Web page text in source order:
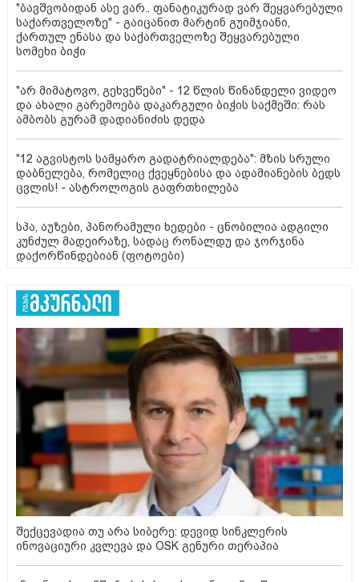
"ბავშვობიდან ასე ვარ.. ფანატიკურად ვარ შეყვარებული
საქართველოზე" - გაიცანით მარტინ გუიმჯიანი,
ქართულ ენასა და საქართველოზე შეყვარებული
სომეხი ბიჭი
"არ მიმატოვო, გეხვეწები" - 12 წლის წინანდელი ვიდეო
და ახალი გარემოება დაკარგული ბიჭის საქმეში: რას
ამბობს გურამ დადიანიძის დედა
"12 აგვისტოს სამყარო გადატრიალდება": მზის სრული
დაბნელება, რომელიც ქვეყნებისა და ადამიანების ბედს
ცვლის! - ასტროლოგის გაფრთხილება
სპა, აუზები, პანორამული ხედები - ცნობილია ადგილი
კუნძულ მადეირაზე, სადაც რონალდუ და ჯორჯინა
დაქორწინდებიან (ფოტოები)
შექცევადია თუ არა სიბერე: დევიდ სინკლერის
ინოვაციური კვლევა და OSK გენური თერაპია